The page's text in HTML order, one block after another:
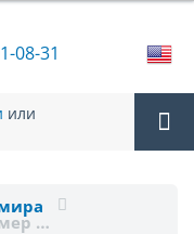
08-31
или
…